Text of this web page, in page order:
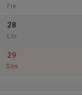
Fre
28
Lör
29
Sön